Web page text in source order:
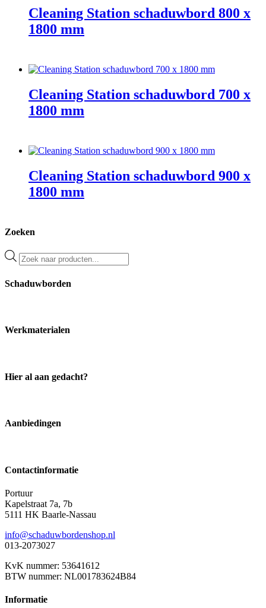
Cleaning Station schaduwbord 800 x
1800 mm
Cleaning Station schaduwbord 700 x
1800 mm
Cleaning Station schaduwbord 900 x
1800 mm
Zoeken
Producten
zoeken
Schaduwborden
Werkmaterialen
Hier al aan gedacht?
Aanbiedingen
Contactinformatie
Portuur
Kapelstraat 7a, 7b
5111 HK Baarle-Nassau
info@schaduwbordenshop.nl
013-2073027
KvK nummer: 53641612
BTW nummer: NL001783624B84
Informatie